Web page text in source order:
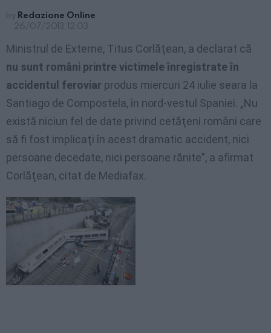
by Redazione Online
26/07/2013, 12:03
Ministrul de Externe, Titus Corlăţean, a declarat că
nu sunt români printre victimele înregistrate în
accidentul feroviar produs miercuri 24 iulie seara la
Santiago de Compostela, în nord-vestul Spaniei. „Nu
există niciun fel de date privind cetăţeni români care
să fi fost implicaţi în acest dramatic accident, nici
persoane decedate, nici persoane rănite”, a afirmat
Corlăţean, citat de Mediafax.